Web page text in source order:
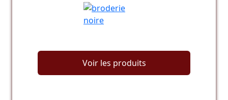
Voir les produits